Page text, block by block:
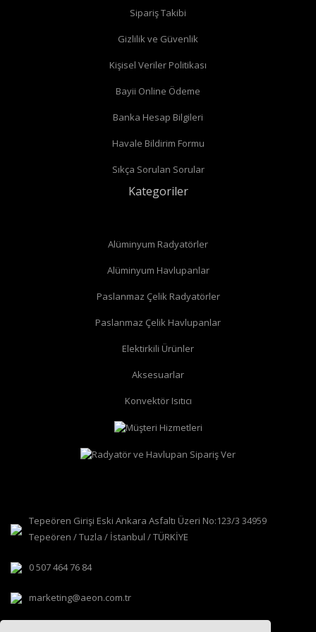
düz radyatör vanası
Sipariş Takibi
Gizlilik ve Güvenlik
Kişisel Veriler Politikası
Bayii Online Ödeme
Banka Hesap Bilgileri
Havale Bildirim Formu
Sıkça Sorulan Sorular
Kategoriler
Alüminyum Radyatörler
Alüminyum Havlupanlar
Paslanmaz Çelik Radyatörler
Paslanmaz Çelik Havlupanlar
Elektirkili Ürünler
Aksesuarlar
Konvektör Isıtıcı
Tepeören Girişi Eski Ankara Asfaltı Üzeri No:123/3 34959
Tepeören / Tuzla / İstanbul / TÜRKİYE
0 507 464 76 84
marketing@aeon.com.tr